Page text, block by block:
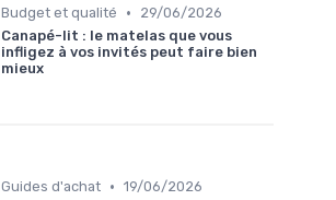
Budget et qualité •
29/06/2026
Canapé-lit : le matelas que vous
infligez à vos invités peut faire bien
mieux
Guides d'achat • 19/06/2026